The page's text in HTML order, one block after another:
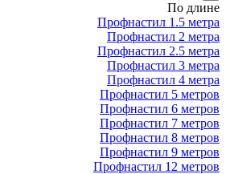
По длине
Профнастил 1.5 метра
Профнастил 2 метра
Профнастил 2.5 метра
Профнастил 3 метра
Профнастил 4 метра
Профнастил 5 метров
Профнастил 6 метров
Профнастил 7 метров
Профнастил 8 метров
Профнастил 9 метров
Профнастил 12 метров